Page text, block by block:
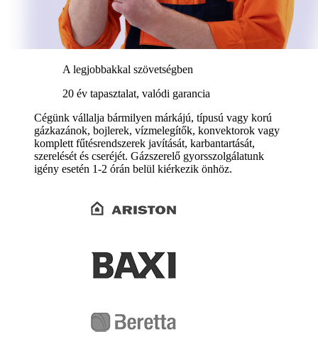
A legjobbakkal szövetségben
20 év tapasztalat, valódi garancia
Cégünk vállalja bármilyen márkájú, típusú vagy korú
gázkazánok, bojlerek, vízmelegítők, konvektorok vagy
komplett fűtésrendszerek javítását, karbantartását,
szerelését és cseréjét. Gázszerelő gyorsszolgálatunk
igény esetén 1-2 órán belül kiérkezik önhöz.